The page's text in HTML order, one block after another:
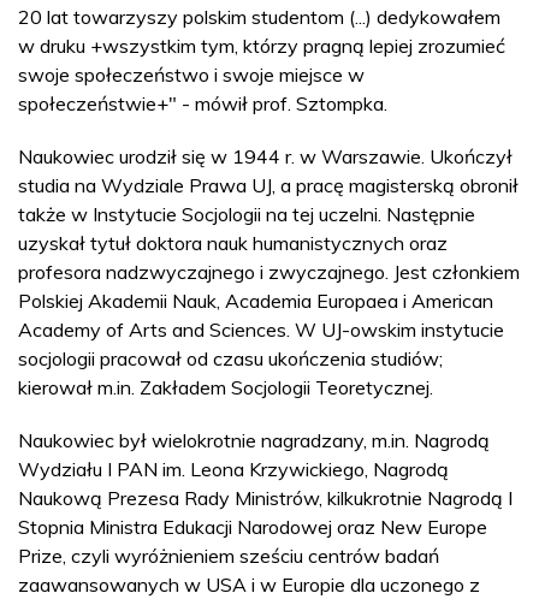
20 lat towarzyszy polskim studentom (...) dedykowałem
w druku +wszystkim tym, którzy pragną lepiej zrozumieć
swoje społeczeństwo i swoje miejsce w
społeczeństwie+" - mówił prof. Sztompka.
Naukowiec urodził się w 1944 r. w Warszawie. Ukończył
studia na Wydziale Prawa UJ, a pracę magisterską obronił
także w Instytucie Socjologii na tej uczelni. Następnie
uzyskał tytuł doktora nauk humanistycznych oraz
profesora nadzwyczajnego i zwyczajnego. Jest członkiem
Polskiej Akademii Nauk, Academia Europaea i American
Academy of Arts and Sciences. W UJ-owskim instytucie
socjologii pracował od czasu ukończenia studiów;
kierował m.in. Zakładem Socjologii Teoretycznej.
Naukowiec był wielokrotnie nagradzany, m.in. Nagrodą
Wydziału I PAN im. Leona Krzywickiego, Nagrodą
Naukową Prezesa Rady Ministrów, kilkukrotnie Nagrodą I
Stopnia Ministra Edukacji Narodowej oraz New Europe
Prize, czyli wyróżnieniem sześciu centrów badań
zaawansowanych w USA i w Europie dla uczonego z